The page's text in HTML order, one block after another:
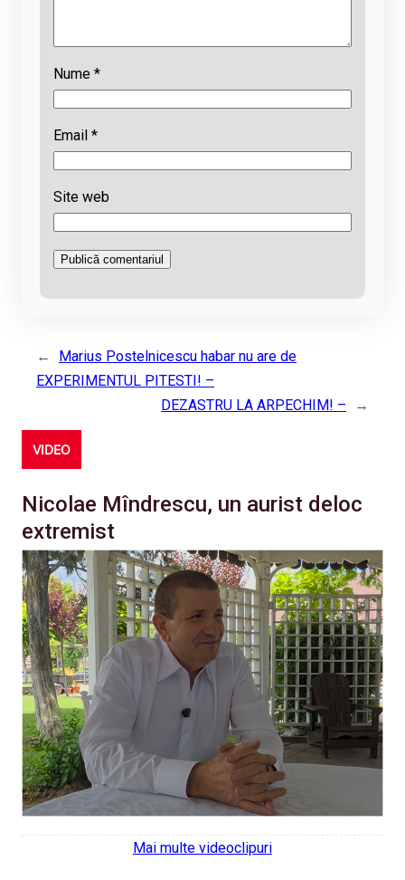
Nume *
Email *
Site web
←
Marius Postelnicescu habar nu are de
EXPERIMENTUL PITESTI! –
DEZASTRU LA ARPECHIM! –
→
VIDEO
Nicolae Mîndrescu, un aurist deloc
extremist
Mai multe videoclipuri